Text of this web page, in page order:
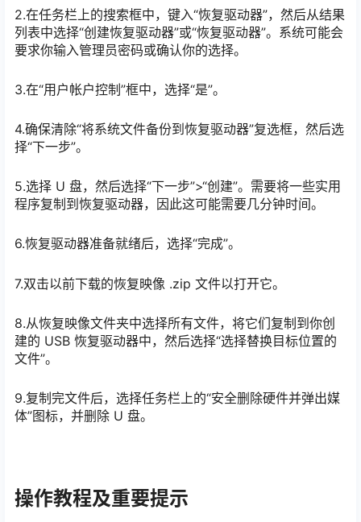
2.在任务栏上的搜索框中，键入“恢复驱动器”，然后从结果
列表中选择“创建恢复驱动器”或“恢复驱动器”。系统可能会
要求你输入管理员密码或确认你的选择。
3.在“用户帐户控制”框中，选择“是”。
4.确保清除“将系统文件备份到恢复驱动器”复选框，然后选
择“下一步”。
5.选择 U 盘，然后选择“下一步”>“创建”。需要将一些实用
程序复制到恢复驱动器，因此这可能需要几分钟时间。
6.恢复驱动器准备就绪后，选择“完成”。
7.双击以前下载的恢复映像 .zip 文件以打开它。
8.从恢复映像文件夹中选择所有文件，将它们复制到你创
建的 USB 恢复驱动器中，然后选择“选择替换目标位置的
文件”。
9.复制完文件后，选择任务栏上的“安全删除硬件并弹出媒
体”图标，并删除 U 盘。
操作教程及重要提示